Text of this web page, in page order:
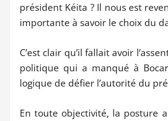
président Kéita ? Il nous est
importante à savoir le choix du
C’est clair qu’il fallait avoir
politique qui a manqué à
logique de défier l’autorité du
En toute objectivité, la posture